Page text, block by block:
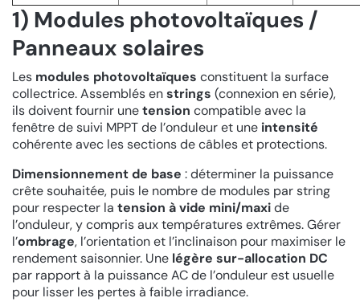
1) Modules photovoltaïques /
Panneaux solaires
Les modules photovoltaïques constituent la surface
collectrice. Assemblés enstrings (connexion en série),
ils doivent fournir unetension compatible avec la
fenêtre de suivi MPPT de l’onduleur et une intensité
cohérente avec les sections de câbles et protections.
Dimensionnement de base : déterminer la puissance
crête souhaitée, puis le nombre de modules par string
pour respecter la tension à vide mini/maxide
l’onduleur, y compris aux températures extrêmes. Gérer
l’ombrage, l’orientation et l’inclinaison pour maximiser le
rendement saisonnier. Une légère sur-allocation DC
par rapport à la puissance AC de l’onduleur est usuelle
pour lisser les pertes à faible irradiance.